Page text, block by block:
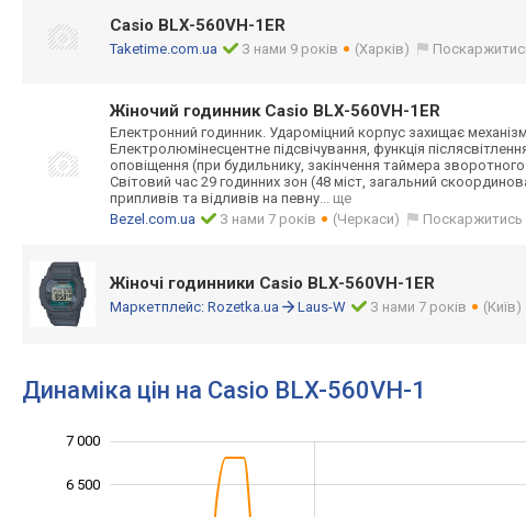
Casio BLX-560VH-1ER
Taketime.com.ua З нами 9 років (Харків)
Жіночий годинник Casio BLX-560VH-1ER
Електронний годинник. Удароміцний корпус захищає механізм
Електролюмінесцентне підсвічування, функція
оповіщення (при будильнику, закінчення таймера зворотного
Світовий час 29 годинних зон (48 міст, загальний
припливів та відливів на певну... ще
Bezel.com.ua
З нами 7 років (Черкаси) Поскаржитись
Жіночі годинники Casio BLX-560VH-1ER
Маркетплейс: Rozetka.ua Laus-W З нами 7 років (Київ)
Динаміка цін на Casio BLX-560VH-1
6 500
7 000